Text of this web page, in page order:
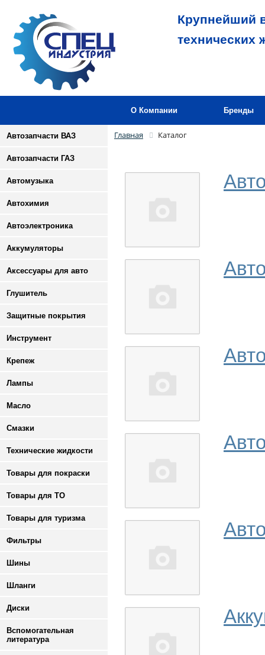
Крупнейший
технических
О Компании Бренды
Автозапчасти ВАЗ
Автозапчасти ГАЗ
Автомузыка
Автохимия
Автоэлектроника
Аккумуляторы
Аксессуары для авто
Глушитель
Защитные покрытия
Инструмент
Крепеж
Лампы
Масло
Смазки
Технические жидкости
Товары для покраски
Товары для ТО
Товары для туризма
Фильтры
Шины
Шланги
Диски
Вспомогательная
литература
Главная Каталог